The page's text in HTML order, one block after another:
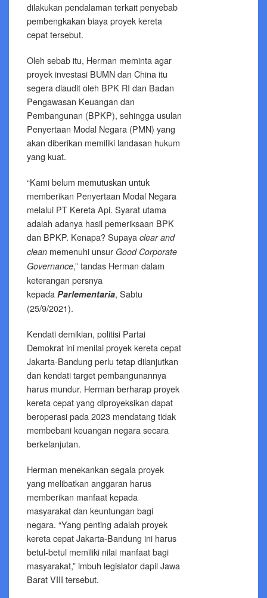
dilakukan pendalaman terkait penyebab
pembengkakan biaya proyek kereta
cepat tersebut.
Oleh sebab itu, Herman meminta agar
proyek investasi BUMN dan China itu
segera diaudit oleh BPK RI dan Badan
Pengawasan Keuangan dan
Pembangunan (BPKP), sehingga usulan
Penyertaan Modal Negara (PMN) yang
akan diberikan memiliki landasan hukum
yang kuat.
“Kami belum memutuskan untuk
memberikan Penyertaan Modal Negara
melalui PT Kereta Api. Syarat utama
adalah adanya hasil pemeriksaan BPK
dan BPKP. Kenapa? Supaya clear and
clean memenuhi unsur Good Corporate
Governance,” tandas Herman dalam
keterangan persnya
kepada Parlementaria, Sabtu
(25/9/2021).
Kendati demikian, politisi Partai
Demokrat ini menilai proyek kereta cepat
Jakarta-Bandung perlu tetap dilanjutkan
dan kendati target pembangunannya
harus mundur. Herman berharap proyek
kereta cepat yang diproyeksikan dapat
beroperasi pada 2023 mendatang tidak
membebani keuangan negara secara
berkelanjutan.
Herman menekankan segala proyek
yang melibatkan anggaran harus
memberikan manfaat kepada
masyarakat dan keuntungan bagi
negara. “Yang penting adalah proyek
kereta cepat Jakarta-Bandung ini harus
betul-betul memiliki nilai manfaat bagi
masyarakat,” imbuh legislator dapil Jawa
Barat VIII tersebut.